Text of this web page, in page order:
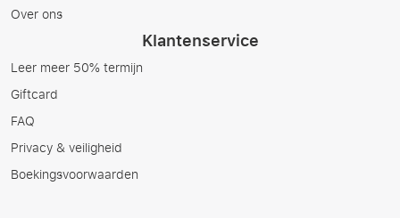
Over ons
Klantenservice
Leer meer 50% termijn
Giftcard
FAQ
Privacy & veiligheid
Boekingsvoorwaarden